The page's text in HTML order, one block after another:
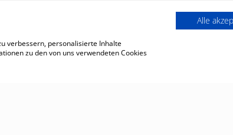
verbessern, personalisierte Inhalte
zu den von uns verwendeten Cookies
Alle